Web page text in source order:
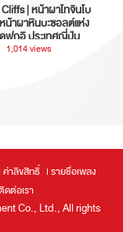
| หน้าผาโทจินโบ
าผาหินบะซอลต์แห่ง
ฟุกุอิ ประเทศญี่ปุ่น
1,014 views
ค่าลิขสิทธิ์
รายชื่อเพลง
ดต่อเรา
Co., Ltd., All rights